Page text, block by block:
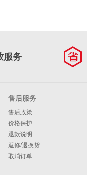
服务
售后服务
售后政策
价格保护
退款说明
返修/退换货
取消订单